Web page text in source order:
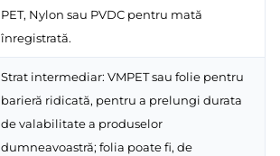
PET, Nylon sau PVDC pentru mată
înregistrată.
Strat intermediar: VMPET sau folie pentru
barieră ridicată, pentru a prelungi durata
de valabilitate a produselor
dumneavoastră; folia poate fi, de